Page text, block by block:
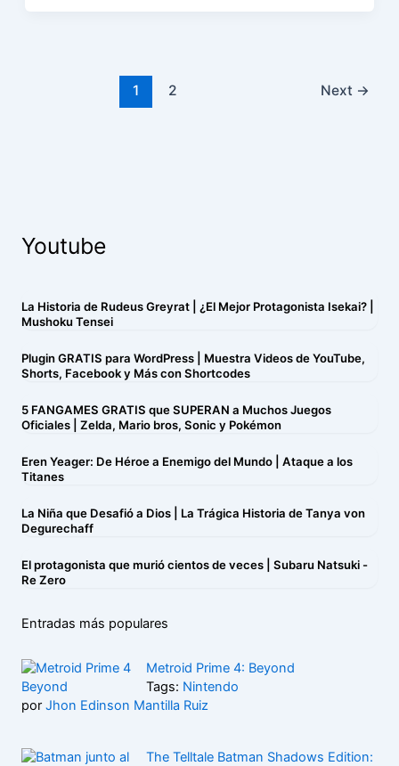
1 2 Next →
Youtube
La Historia de Rudeus Greyrat | ¿El Mejor Protagonista Isekai? |
Mushoku Tensei
Plugin GRATIS para WordPress | Muestra Videos de YouTube,
Shorts, Facebook y Más con Shortcodes
5 FANGAMES GRATIS que SUPERAN a Muchos Juegos
Oficiales | Zelda, Mario bros, Sonic y Pokémon
Eren Yeager: De Héroe a Enemigo del Mundo | Ataque a los
Titanes
La Niña que Desafió a Dios | La Trágica Historia de Tanya von
Degurechaff
El protagonista que murió cientos de veces | Subaru Natsuki -
Re Zero
Entradas más populares
Metroid Prime 4: Beyond
Tags: Nintendo
porJhon Edinson Mantilla Ruiz
The Telltale Batman Shadows Edition: